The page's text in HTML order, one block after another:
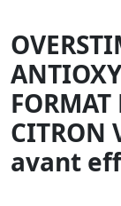
FORMAT
CITRON
avant